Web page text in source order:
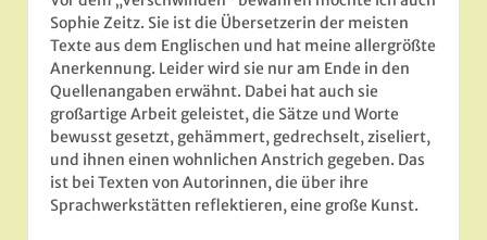
Sophie Zeitz. Sie ist die Übersetzerin der meisten
Texte aus dem Englischen und hat meine allergrößte
Anerkennung. Leider wird sie nur am Ende in den
Quellenangaben erwähnt. Dabei hat auch sie
großartige Arbeit geleistet, die Sätze und Worte
bewusst gesetzt, gehämmert, gedrechselt, ziseliert,
und ihnen einen wohnlichen Anstrich gegeben. Das
ist bei Texten von Autorinnen, die über ihre
Sprachwerkstätten reflektieren, eine große Kunst.